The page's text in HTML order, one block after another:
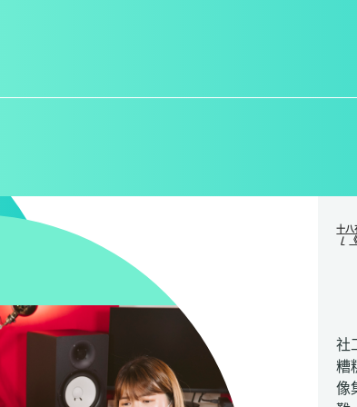
十八
社
糟
像